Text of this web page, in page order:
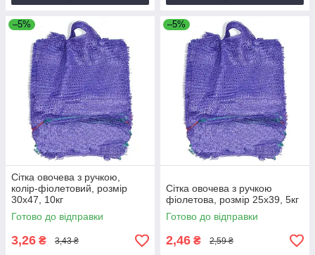
–5%
Сітка овочева з ручкою,
колір-фіолетовий, розмір
30х47, 10кг
Готово до відправки
3,26 ₴ 3,43 ₴
–5%
Сітка овочева з ручкою
фіолетова, розмір 25х39, 5кг
Готово до відправки
2,46 ₴ 2,59 ₴